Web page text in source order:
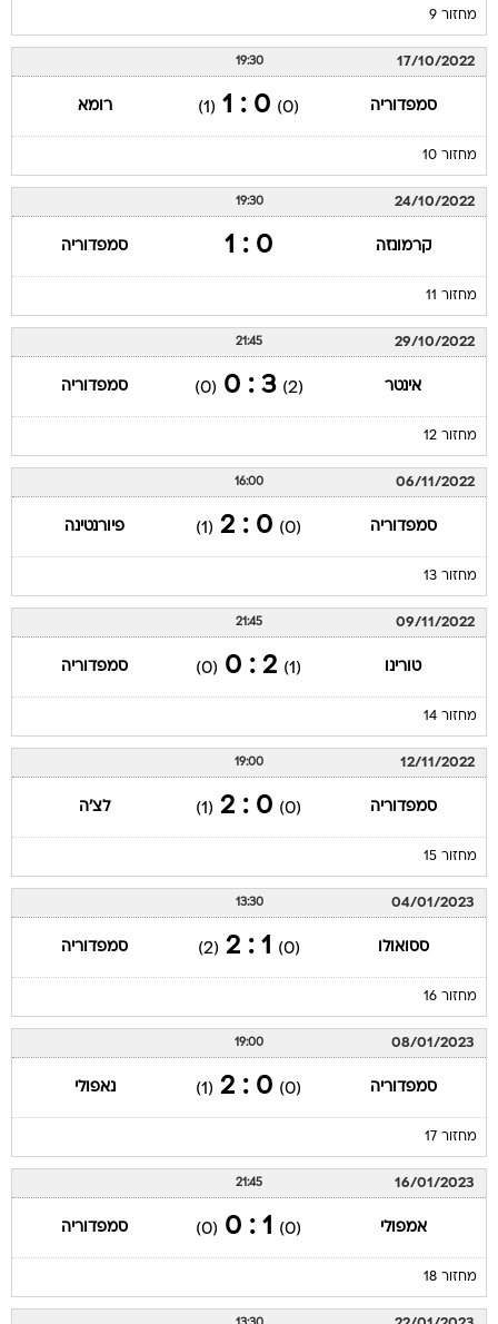
מחזור 9
17/10/2022
19:30
סמפדוריה (0)
0 : 1
(1) רומא
מחזור 10
24/10/2022
19:30
קרמונזה 0 : 1 סמפדוריה
מחזור 11
29/10/2022
21:45
אינטר (2)
3 : 0
(0) סמפדוריה
מחזור 12
06/11/2022
16:00
סמפדוריה (0)
0 : 2
(1) פיורנטינה
מחזור 13
09/11/2022
21:45
טורינו (1)
2 : 0
(0) סמפדוריה
מחזור 14
12/11/2022
19:00
סמפדוריה (0)
0 : 2
(1) לצ'ה
מחזור 15
04/01/2023
13:30
ססואולו (0)
1 : 2
(2) סמפדוריה
מחזור 16
08/01/2023
19:00
סמפדוריה (0)
0 : 2
(1) נאפולי
מחזור 17
16/01/2023
21:45
אמפולי (0)
1 : 0
(0) סמפדוריה
מחזור 18